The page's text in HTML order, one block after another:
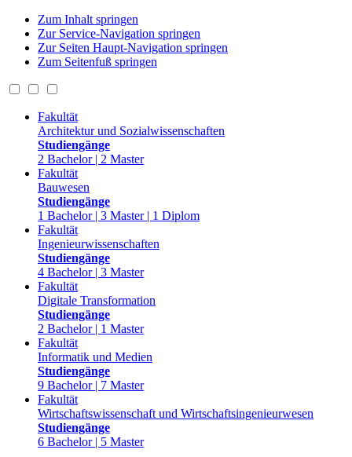
Zum Inhalt springen
Zur Service-Navigation springen
Zur Seiten Haupt-Navigation springen
Zum Seitenfuß springen
Fakultät
Architektur und Sozialwissenschaften
Studiengänge
2 Bachelor | 2 Master
Fakultät
Bauwesen
Studiengänge
1 Bachelor | 3 Master | 1 Diplom
Fakultät
Ingenieurwissenschaften
Studiengänge
4 Bachelor | 3 Master
Fakultät
Digitale Transformation
Studiengänge
2 Bachelor | 1 Master
Fakultät
Informatik und Medien
Studiengänge
9 Bachelor | 7 Master
Fakultät
Wirtschaftswissenschaft und Wirtschaftsingenieurwesen
Studiengänge
6 Bachelor | 5 Master